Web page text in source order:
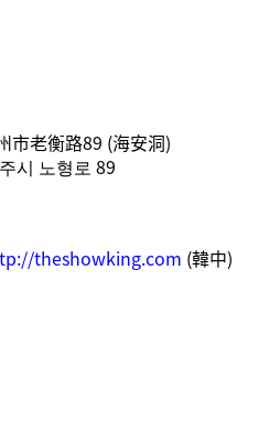
市老衡路89 (海安洞)
시 노형로 89
theshowking.com (韓中)